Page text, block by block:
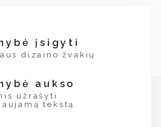
įsigyti
dizaino žvakių
aukso
užrašyti
tekstą